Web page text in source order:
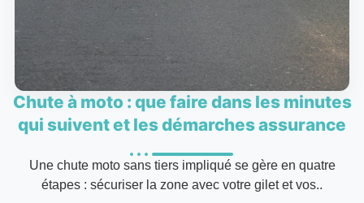
Chute à moto : que faire dans les minutes
qui suivent et les démarches assurance
Une chute moto sans tiers impliqué se gère en quatre
étapes : sécuriser la zone avec votre gilet et vos..